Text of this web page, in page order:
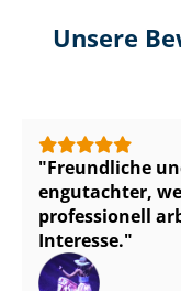
Unsere
Freundliche
en­gut­ach­ter,
professionell
Interesse.